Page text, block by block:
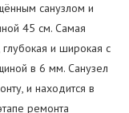
санузлом и
45 см. Самая
глубокая и широкая с
в 6 мм. Санузел
и находится в
ремонта